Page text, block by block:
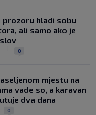
prozoru hladi sobu
ali samo ako je
0
mjestu na
vade so, a karavan
dva dana
0